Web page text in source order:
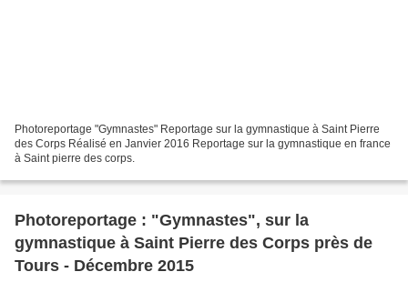
Photoreportage "Gymnastes" Reportage sur la gymnastique à Saint Pierre
des Corps Réalisé en Janvier 2016 Reportage sur la gymnastique en france
à Saint pierre des corps.
Photoreportage : "Gymnastes", sur la
gymnastique à Saint Pierre des Corps près de
Tours - Décembre 2015